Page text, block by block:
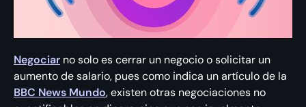
Negociar no solo es cerrar un negocio o solicitar un
aumento de salario, pues como indica un artículo de la
BBC News Mundo, existen otras negociaciones no